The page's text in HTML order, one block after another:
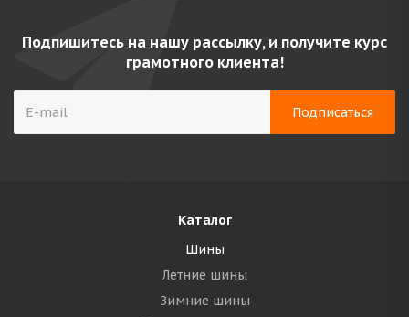
Подпишитесь на нашу рассылку, и получите курс
грамотного клиента!
Каталог
Шины
Летние шины
Зимние шины